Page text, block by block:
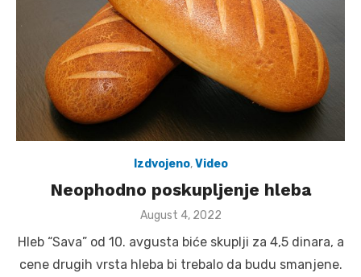
Izdvojeno,Video
Neophodno poskupljenje hleba
Posted
August 4, 2022
Hleb “Sava” od 10. avgusta biće skuplji za 4,5 dinara, a
cene drugih vrsta hleba bi trebalo da budu smanjene.